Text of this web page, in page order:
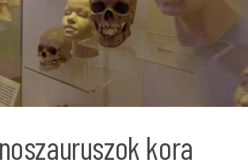
kora